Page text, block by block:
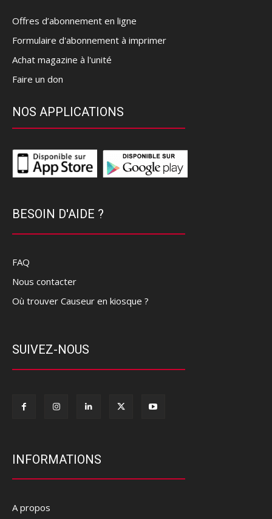
Offres d’abonnement en ligne
Formulaire d'abonnement à imprimer
Achat magazine à l'unité
Faire un don
NOS APPLICATIONS
BESOIN D'AIDE ?
FAQ
Nous contacter
Où trouver Causeur en kiosque ?
SUIVEZ-NOUS
INFORMATIONS
A propos